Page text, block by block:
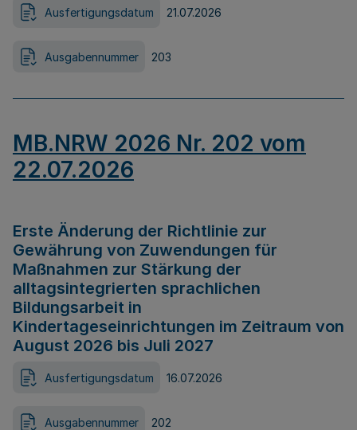
Ausfertigungsdatum 21.07.2026
Ausgabennummer 203
MB.NRW 2026 Nr. 202 vom
22.07.2026
Erste Änderung der Richtlinie zur
Gewährung von Zuwendungen für
Maßnahmen zur Stärkung der
alltagsintegrierten sprachlichen
Bildungsarbeit in
Kindertageseinrichtungen im Zeitraum von
August 2026 bis Juli 2027
Ausfertigungsdatum 16.07.2026
Ausgabennummer 202